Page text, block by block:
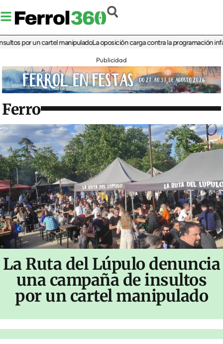
por un cartel manipuladoLa oposición carga contra la programación infantil
Publicidad
Ferro
La Ruta del Lúpulo denuncia
una campaña de insultos
por un cartel manipulado